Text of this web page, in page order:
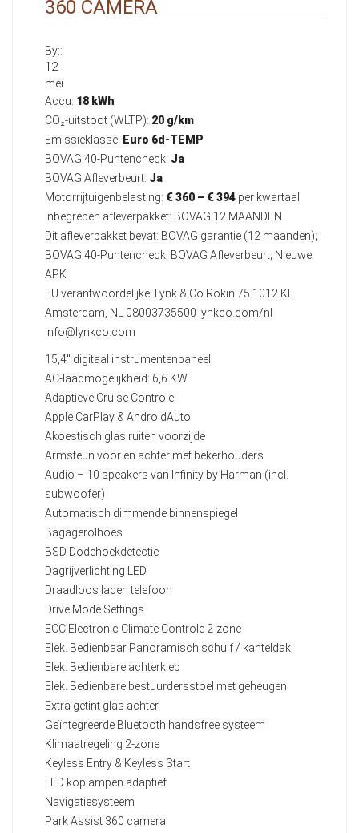
360 CAMERA
By::
12
mei
Accu: 18 kWh
CO₂-uitstoot (WLTP): 20 g/km
Emissieklasse: Euro 6d-TEMP
BOVAG 40-Puntencheck: Ja
BOVAG Afleverbeurt: Ja
Motorrijtuigenbelasting: € 360 – € 394 per kwartaal
Inbegrepen afleverpakket: BOVAG 12 MAANDEN
Dit afleverpakket bevat: BOVAG garantie (12 maanden);
BOVAG 40-Puntencheck; BOVAG Afleverbeurt; Nieuwe
APK
EU verantwoordelijke: Lynk & Co Rokin 75 1012 KL
Amsterdam, NL 08003735500 lynkco.com/nl
info@lynkco.com
15,4" digitaal instrumentenpaneel
AC-laadmogelijkheid: 6,6 KW
Adaptieve Cruise Controle
Apple CarPlay & AndroidAuto
Akoestisch glas ruiten voorzijde
Armsteun voor en achter met bekerhouders
Audio – 10 speakers van Infinity by Harman (incl.
subwoofer)
Automatisch dimmende binnenspiegel
Bagagerolhoes
BSD Dodehoekdetectie
Dagrijverlichting LED
Draadloos laden telefoon
Drive Mode Settings
ECC Electronic Climate Controle 2-zone
Elek. Bedienbaar Panoramisch schuif / kanteldak
Elek. Bedienbare achterklep
Elek. Bedienbare bestuurdersstoel met geheugen
Extra getint glas achter
Geïntegreerde Bluetooth handsfree systeem
Klimaatregeling 2-zone
Keyless Entry & Keyless Start
LED koplampen adaptief
Navigatiesysteem
Park Assist 360 camera